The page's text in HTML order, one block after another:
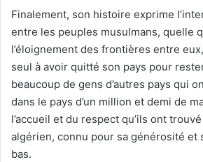
Finalement, son histoire exprime
entre les peuples musulmans, quelle
l’éloignement des frontières entre
seul à avoir quitté son pays pour
beaucoup de gens d’autres pays qui
dans le pays d’un million et demi de
l’accueil et du respect qu’ils ont
algérien, connu pour sa générosité et
bas.